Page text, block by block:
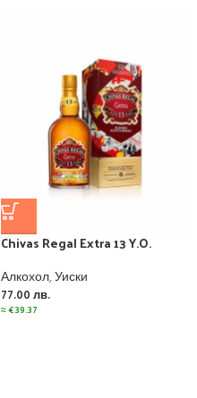
Chivas Regal Extra 13 Y.O.
Алкохол,Уиски
77.00 лв.
≈€39.37